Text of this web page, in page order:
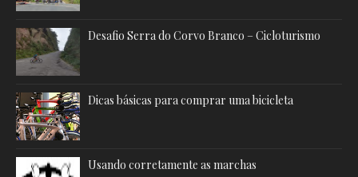
Desafio Serra do Corvo Branco – Cicloturismo
Dicas básicas para comprar uma bicicleta
Usando corretamente as marchas